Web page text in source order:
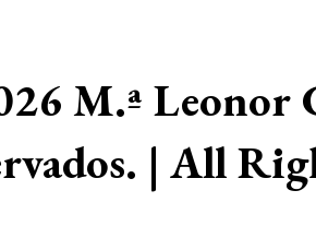
M.ª Leonor
| All